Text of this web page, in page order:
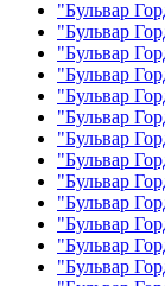
"Бульвар
"Бульвар
"Бульвар
"Бульвар
"Бульвар
"Бульвар
"Бульвар
"Бульвар
"Бульвар
"Бульвар
"Бульвар
"Бульвар
"Бульвар